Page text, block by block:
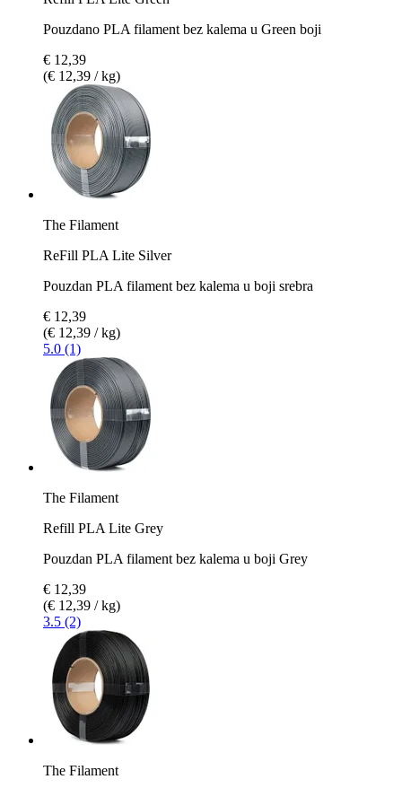
Pouzdano PLA filament bez kalema u Green boji
€ 12,39
(€ 12,39 / kg)
The Filament
ReFill PLA Lite Silver
Pouzdan PLA filament bez kalema u boji srebra
€ 12,39
(€ 12,39 / kg)
5.0 (1)
The Filament
Refill PLA Lite Grey
Pouzdan PLA filament bez kalema u boji Grey
€ 12,39
(€ 12,39 / kg)
3.5 (2)
The Filament